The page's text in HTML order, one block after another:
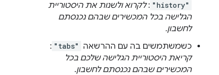
"history"
:לקרוא ולשנות את היסטוריית
הגלישה בכל המכשירים שבהם נכנסתם
לחשבון.
כשמשתמשים בה עם ההרשאה
"tabs"
:
קריאת היסטוריית הגלישה שלכם בכל
המכשירים שבהם נכנסתם לחשבון.